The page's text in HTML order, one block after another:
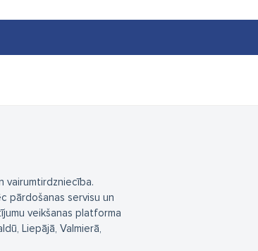
vairumtirdzniecība.
pārdošanas servisu un
veikšanas platforma
Liepājā, Valmierā,